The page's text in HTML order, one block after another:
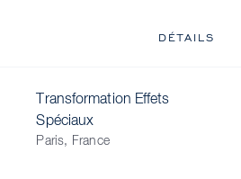
DÉTAILS
Transformation Effets
Spéciaux
Paris, France